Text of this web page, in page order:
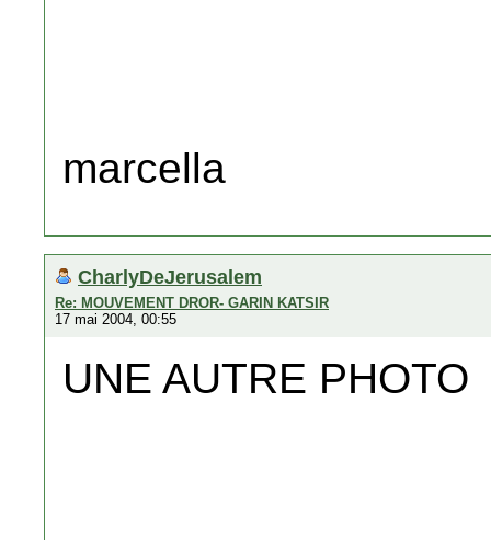
marcella
CharlyDeJerusalem
Re: MOUVEMENT DROR- GARIN KATSIR
17 mai 2004, 00:55
UNE AUTRE PHOTO